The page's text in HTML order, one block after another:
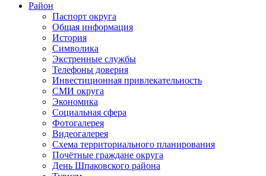
Район
Паспорт округа
Общая информация
История
Символика
Экстренные службы
Телефоны доверия
Инвестиционная привлекательность
СМИ округа
Экономика
Социальная сфера
Фотогалерея
Видеогалерея
Схема территориального планирования
Почётные граждане округа
День Шпаковского района